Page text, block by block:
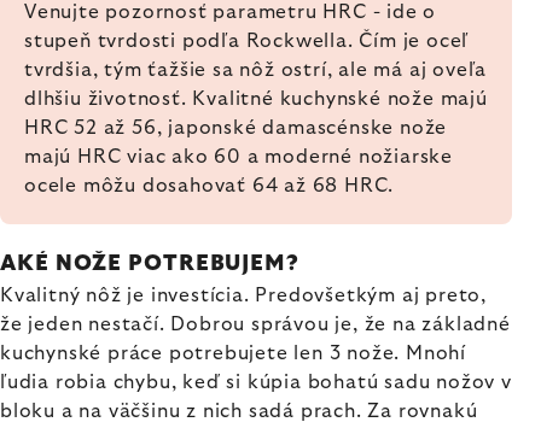
Venujte pozornosť parametru HRC - ide o
stupeň tvrdosti podľa Rockwella. Čím je oceľ
tvrdšia, tým ťažšie sa nôž ostrí, ale má aj oveľa
dlhšiu životnosť. Kvalitné kuchynské nože majú
HRC 52 až 56, japonské damascénske nože
majú HRC viac ako 60 a moderné nožiarske
ocele môžu dosahovať 64 až 68 HRC.
AKÉ NOŽE POTREBUJEM?
Kvalitný nôž je investícia. Predovšetkým aj preto,
že jeden nestačí. Dobrou správou je, že na základné
kuchynské práce potrebujete len 3 nože. Mnohí
ľudia robia chybu, keď si kúpia bohatú sadu nožov v
bloku a na väčšinu z nich sadá prach. Za rovnakú